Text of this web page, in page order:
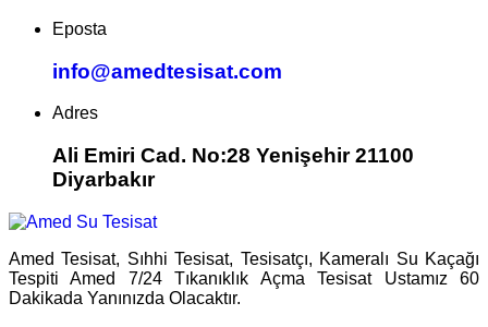
Eposta
info@amedtesisat.com
Adres
Ali Emiri Cad. No:28 Yenişehir 21100
Diyarbakır
Amed Tesisat, Sıhhi Tesisat, Tesisatçı, Kameralı Su Kaçağı
Tespiti Amed 7/24 Tıkanıklık Açma Tesisat Ustamız 60
Dakikada Yanınızda Olacaktır.